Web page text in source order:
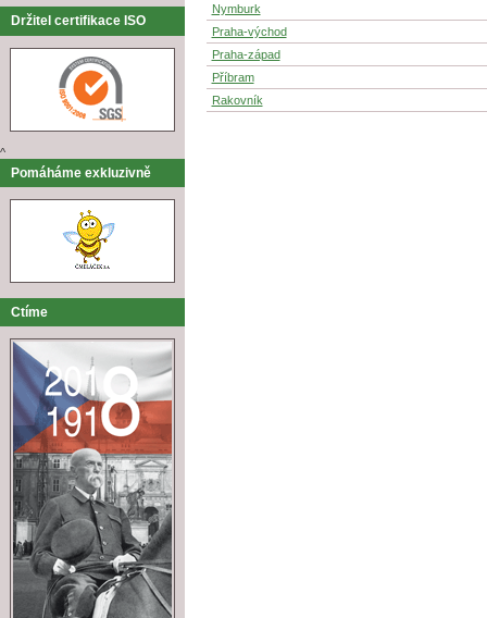
Držitel certifikace ISO
^
Pomáháme exkluzivně
Ctíme
Nymburk
Praha-východ
Praha-západ
Příbram
Rakovník